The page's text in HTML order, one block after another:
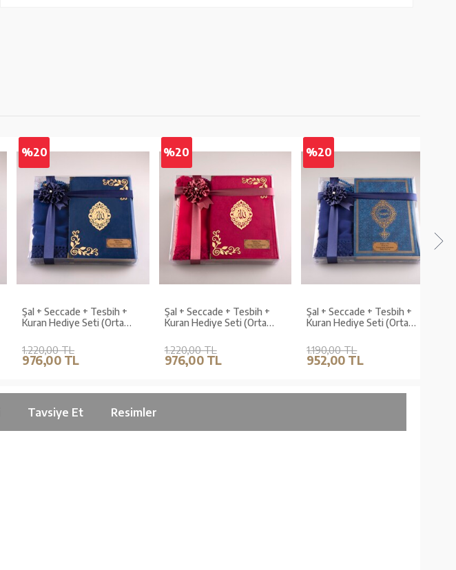
%20
Şal + Seccade + Tesbih +
Kuran Hediye Seti (Orta
Lafzatullah)
1.220,00 TL
976,00 TL
%20
Şal + Seccade + Tesbih +
Kuran Hediye Seti (Orta
Lafzatullah)
1.220,00 TL
976,00 TL
%20
Şal + Seccade + Tesbih +
Kuran Hediye Seti (Orta
1.190,00 TL
952,00 TL
Tavsiye Et Resimler